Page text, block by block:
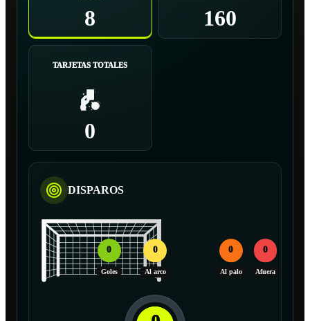
8 160
TARJETAS TOTALES
0
DISPAROS
0
Goles
0
Al arco
0
Al palo
0
Afuera